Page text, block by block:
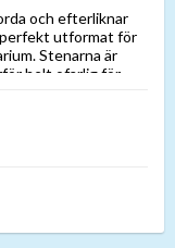
och efterliknar
utformat för
Stenarna är
helt ofarlig för
limmas fast med